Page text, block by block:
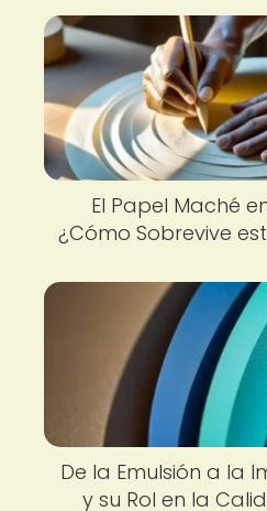
El Papel Maché
¿Cómo Sobrevive
De la Emulsión a la
y su Rol en la